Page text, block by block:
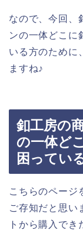
なので、今回、
ンの一体どこに
いる方のために
ますね♪
釦工房の
の一体ど
困ってい
こちらのページ
ご存知だと思い
トから購入で